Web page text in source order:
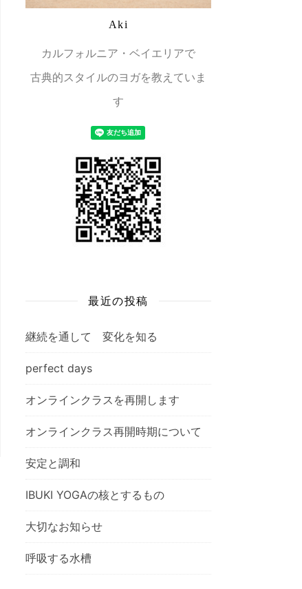
Aki
カルフォルニア・ベイエリアで
古典的スタイルのヨガを教えていま
す
最近の投稿
継続を通して 変化を知る
perfect days
オンラインクラスを再開します
オンラインクラス再開時期について
安定と調和
IBUKI YOGAの核とするもの
大切なお知らせ
呼吸する水槽